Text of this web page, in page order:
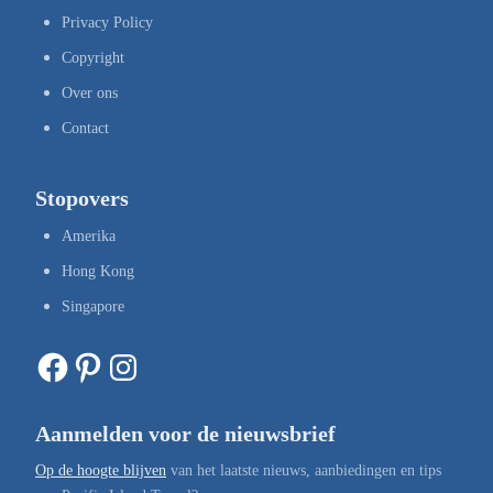
Privacy Policy
Copyright
Over ons
Contact
Stopovers
Amerika
Hong Kong
Singapore
Facebook Pinterest Instagram
Aanmelden voor de nieuwsbrief
Op de hoogte blijven van het laatste nieuws, aanbiedingen en tips